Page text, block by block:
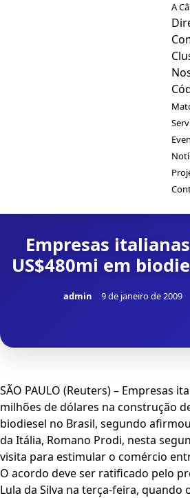
A
Empresas
US$480mi em
admin 9 de janeiro de 2009
SÃO PAULO (Reuters) – Empresas
milhões de dólares na construção
biodiesel no Brasil, segundo
da Itália, Romano Prodi, nesta
visita para estimular o comércio
O acordo deve ser ratificado pelo
Lula da Silva na terça-feira, quando